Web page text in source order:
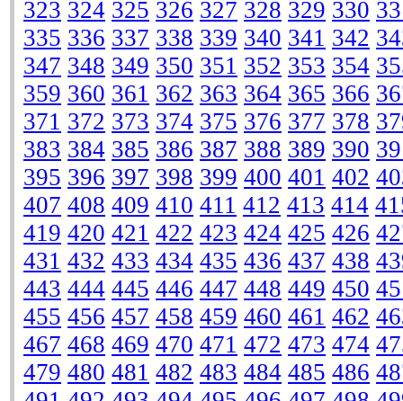
323 324 325 326 327 328 329 330
335 336 337 338 339 340 341 342
347 348 349 350 351 352 353 354
359 360 361 362 363 364 365 366
371 372 373 374 375 376 377 378
383 384 385 386 387 388 389 390
395 396 397 398 399 400 401 402
407 408 409 410 411 412 413 414
419 420 421 422 423 424 425 426
431 432 433 434 435 436 437 438
443 444 445 446 447 448 449 450
455 456 457 458 459 460 461 462
467 468 469 470 471 472 473 474
479 480 481 482 483 484 485 486